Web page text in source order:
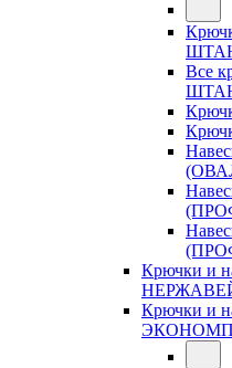
Все
Крючки и
Крючки и